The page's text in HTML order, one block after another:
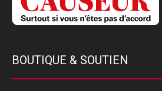
BOUTIQUE & SOUTIEN